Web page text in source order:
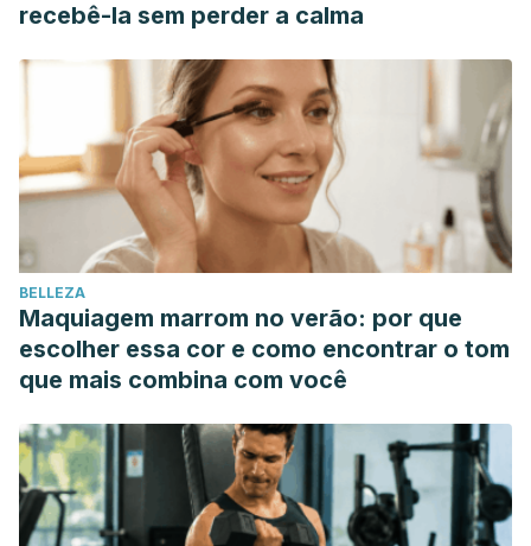
recebê-la sem perder a calma
BELLEZA
Maquiagem marrom no verão: por que
escolher essa cor e como encontrar o tom
que mais combina com você